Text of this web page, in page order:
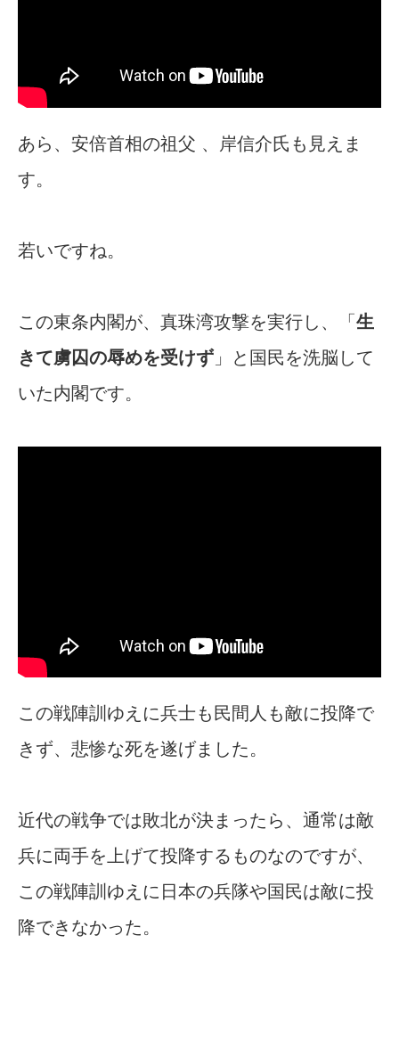
あら、安倍首相の祖父 、岸信介氏も見えま
す。
若いですね。
この東条内閣が、真珠湾攻撃を実行し、「 生
きて虜囚の辱めを受けず 」と国民を洗脳して
いた内閣です。
この戦陣訓ゆえに兵士も民間人も敵に投降で
きず、悲惨な死を遂げました。
近代の戦争では敗北が決まったら、通常は敵
兵に両手を上げて投降するものなのですが、
この戦陣訓ゆえに日本の兵隊や国民は敵に投
降できなかった。